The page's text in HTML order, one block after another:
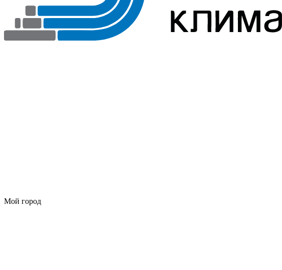
Мой город